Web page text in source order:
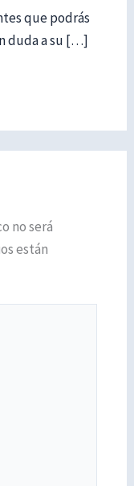
que podrás
duda a su […]
no será
están